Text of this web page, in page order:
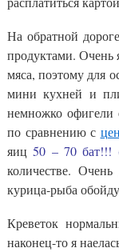
На обратной
продуктами. Очень
мяса, поэтому для
мини кухней и
немножко офигели
по сравнению с
яиц50 – 70 бат!!!
количестве.
курица-рыба
Креветок
наконец-то я